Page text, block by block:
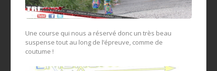
Une course qui nous a réservé donc un très beau
suspense tout au long de l’épreuve, comme de
coutume !